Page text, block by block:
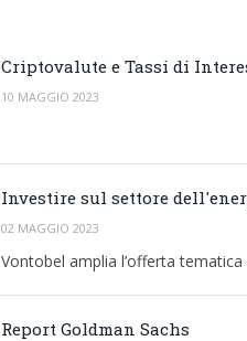
Criptovalute e Tassi di
10 MAGGIO 2023
Investire sul settore
02 MAGGIO 2023
Vontobel amplia l’offerta
Report Goldman Sachs